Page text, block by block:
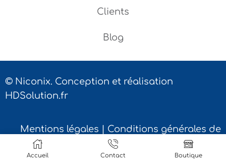
Clients
Blog
© Niconix. Conception et réalisation
HDSolution.fr
Mentions légales
Conditions générales de
Contact
Accueil Contact Boutique